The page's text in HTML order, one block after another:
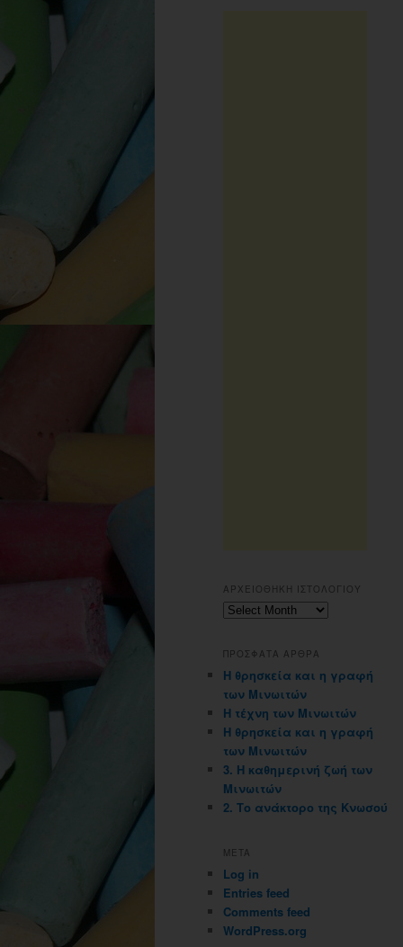
ΑΡΧΕΙΟΘΗΚΗ ΙΣΤΟΛΟΓΙΟΥ
Αρχειοθηκη
ΠΡΟΣΦΑΤΑ ΑΡΘΡΑ
Η θρησκεία και η γραφή
των Μινωιτών
Η τέχνη των Μινωιτών
Η θρησκεία και η γραφή
των Μινωιτών
3. Η καθημερινή ζωή των
Μινωιτών
2. Το ανάκτορο της Κνωσού
META
Log in
Entries feed
Comments feed
WordPress.org